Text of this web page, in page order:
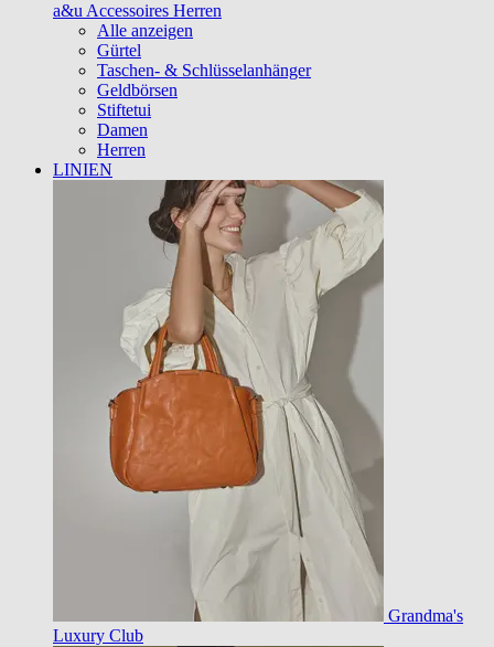
a&u Accessoires Herren
Alle anzeigen
Gürtel
Taschen- & Schlüsselanhänger
Geldbörsen
Stiftetui
Damen
Herren
LINIEN
Grandma's
Luxury Club